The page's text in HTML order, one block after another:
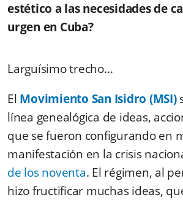
estético a las necesidades de
urgen en Cuba?
Larguísimo trecho…
El Movimiento San Isidro (MSI)
línea genealógica de ideas,
que se fueron configurando en
manifestación en la crisis
de los noventa. El régimen, al
hizo fructificar muchas ideas,